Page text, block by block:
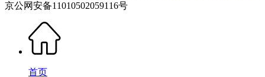
京公网安备11010502059116号
首页